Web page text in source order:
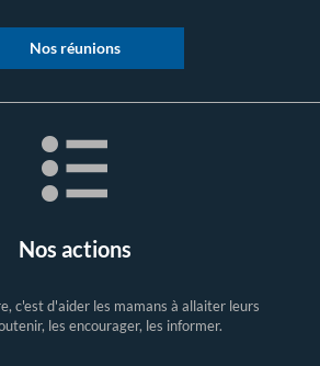
Nos réunions
Nos actions
c'est d'aider les mamans à allaiter leurs
les encourager, les informer.